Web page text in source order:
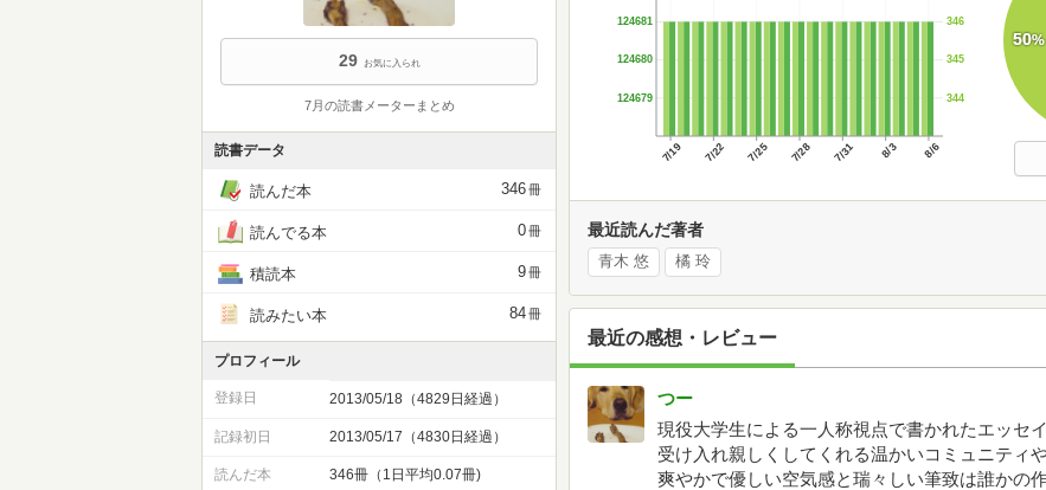
7/19 7/22 7/25 7/28 7/31 8/3 8/6
124679
124680
124681
344
345
346
50%
最近読んだ著者
青木 悠 橘 玲
最近の感想・レビュー
つー
現役大学生による一人称視点で書かれたエッセ
受け入れ親しくしてくれる温かいコミュニティ
爽やかで優しい空気感と瑞々しい筆致は誰かの
29 お気に入られ
7月の読書メーターまとめ
読書データ
読んだ本 346冊
読んでる本 0冊
積読本 9冊
読みたい本 84冊
プロフィール
登録日 2013/05/18（4829日経過）
記録初日 2013/05/17（4830日経過）
読んだ本 346冊（1日平均0.07冊)